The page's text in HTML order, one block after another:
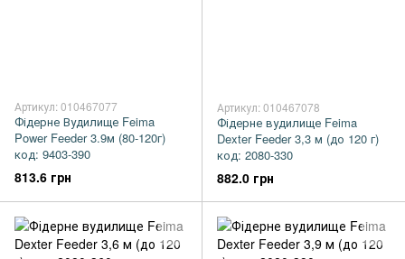
Артикул: 010467077
Фідерне Вудилище Feima
Power Feeder 3.9м (80-120г)
код: 9403-390
813.6 грн
Артикул: 010467078
Фідерне вудилище Feima
Dexter Feeder 3,3 м (до 120 г)
код: 2080-330
882.0 грн